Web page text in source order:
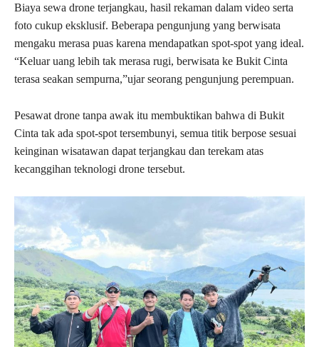
Biaya sewa drone terjangkau, hasil rekaman dalam video serta
foto cukup eksklusif. Beberapa pengunjung yang berwisata
mengaku merasa puas karena mendapatkan spot-spot yang ideal.
“Keluar uang lebih tak merasa rugi, berwisata ke Bukit Cinta
terasa seakan sempurna,”ujar seorang pengunjung perempuan.
Pesawat drone tanpa awak itu membuktikan bahwa di Bukit
Cinta tak ada spot-spot tersembunyi, semua titik berpose sesuai
keinginan wisatawan dapat terjangkau dan terekam atas
kecanggihan teknologi drone tersebut.